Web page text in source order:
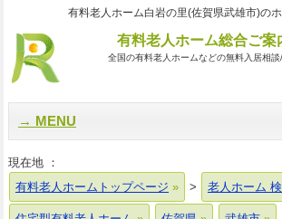
有料老人ホーム白岩の里(佐賀県武雄市)の
有料老人ホーム総合ご案
全国の有料老人ホームなどの無料入居相
MENU
現在地 ：
有料老人ホームトップページ
> 老人ホーム